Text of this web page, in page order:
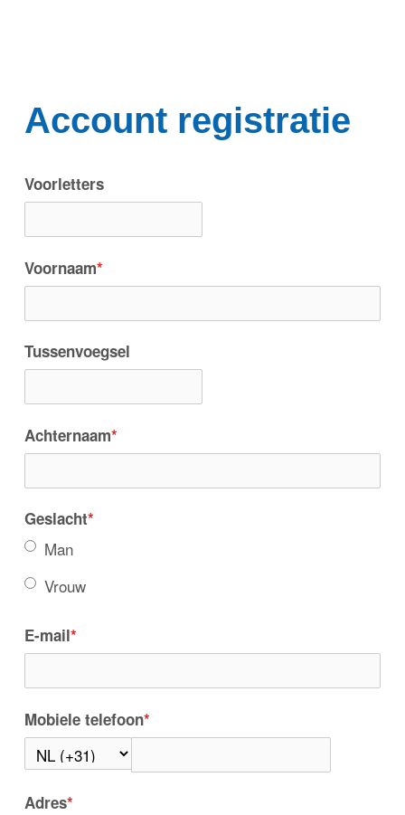
Account registratie
Voorletters
Voornaam*
Tussenvoegsel
Achternaam*
Geslacht*
Man
Vrouw
E-mail*
Mobiele telefoon*
Adres*